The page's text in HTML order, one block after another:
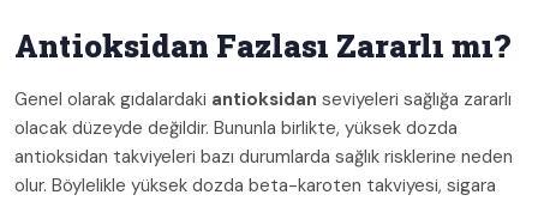
Antioksidan Fazlası Zararlı mı?
Genel olarak gıdalardaki antioksidan seviyeleri sağlığa zararlı
olacak düzeyde değildir. Bununla birlikte, yüksek dozda
antioksidan takviyeleri bazı durumlarda sağlık risklerine neden
olur. Böylelikle yüksek dozda beta-karoten takviyesi, sigara